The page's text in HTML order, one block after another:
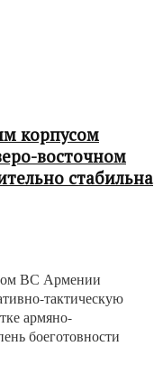
корпусом
восточном
стабильна
ВС Армении
тактическую
армяно-
боеготовности